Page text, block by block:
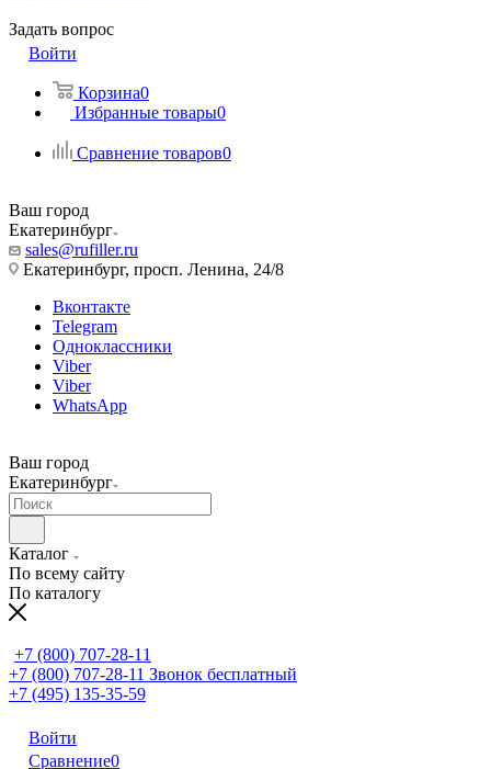
Задать вопрос
Войти
Корзина0
Избранные товары0
Сравнение товаров0
Ваш город
Екатеринбург
sales@rufiller.ru
Екатеринбург, просп. Ленина, 24/8
Вконтакте
Telegram
Одноклассники
Viber
Viber
WhatsApp
Ваш город
Екатеринбург
Каталог
По всему сайту
По каталогу
+7 (800) 707-28-11
+7 (800) 707-28-11 Звонок бесплатный
+7 (495) 135-35-59
Войти
Сравнение0